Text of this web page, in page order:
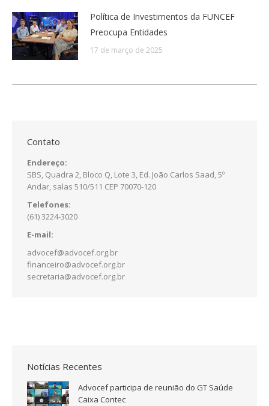
Política de Investimentos da FUNCEF
Preocupa Entidades
17 de março de 2025
Contato
Endereço:
SBS, Quadra 2, Bloco Q, Lote 3, Ed. João Carlos Saad, 5º
Andar, salas 510/511 CEP 70070-120
Telefones:
(61) 3224-3020
E-mail:
advocef@advocef.org.br
financeiro@advocef.org.br
secretaria@advocef.org.br
Notícias Recentes
Advocef participa de reunião do GT Saúde
Caixa Contec